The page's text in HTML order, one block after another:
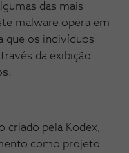
das mais
malware opera em
que os indivíduos
da exibição
criado pela Kodex,
como projeto